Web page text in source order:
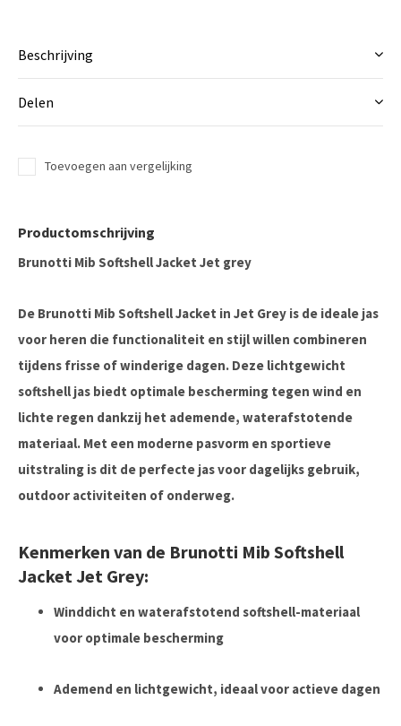
Beschrijving
Delen
Toevoegen aan vergelijking
Productomschrijving
Brunotti Mib Softshell Jacket Jet grey
De Brunotti Mib Softshell Jacket in Jet Grey is de ideale jas
voor heren die functionaliteit en stijl willen combineren
tijdens frisse of winderige dagen. Deze lichtgewicht
softshell jas biedt optimale bescherming tegen wind en
lichte regen dankzij het ademende, waterafstotende
materiaal. Met een moderne pasvorm en sportieve
uitstraling is dit de perfecte jas voor dagelijks gebruik,
outdoor activiteiten of onderweg.
Kenmerken van de Brunotti Mib Softshell
Jacket Jet Grey:
Winddicht en waterafstotend softshell-materiaal
voor optimale bescherming
Ademend en lichtgewicht, ideaal voor actieve dagen